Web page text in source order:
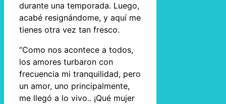
durante una temporada. Luego,
acabé resignándome, y aquí me
tienes otra vez tan fresco.
“Como nos acontece a todos,
los amores turbaron con
frecuencia mi tranquilidad, pero
un amor, uno principalmente,
me llegó a lo vivo.. ¡Qué mujer